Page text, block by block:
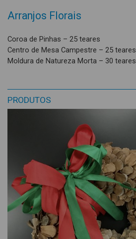
Arranjos Florais
Coroa de Pinhas – 25 teares
Centro de Mesa Campestre – 25 teares
Moldura de Natureza Morta – 30 teares
PRODUTOS